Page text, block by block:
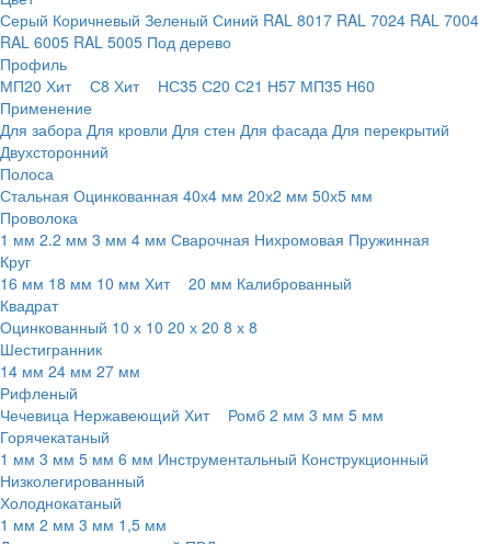
Серый Коричневый Зеленый Синий RAL 8017 RAL 7024 RAL 7004
RAL 6005 RAL 5005 Под дерево
Профиль
МП20 Хит С8 Хит НС35 С20 С21 Н57 МП35 Н60
Применение
Для забора Для кровли Для стен Для фасада Для перекрытий
Двухсторонний
Полоса
Стальная Оцинкованная 40х4 мм 20х2 мм 50х5 мм
Проволока
1 мм 2.2 мм 3 мм 4 мм Сварочная Нихромовая Пружинная
Круг
16 мм 18 мм 10 мм Хит 20 мм Калиброванный
Квадрат
Оцинкованный 10 х 10 20 х 20 8 х 8
Шестигранник
14 мм 24 мм 27 мм
Рифленый
Чечевица Нержавеющий Хит Ромб 2 мм 3 мм 5 мм
Горячекатаный
1 мм 3 мм 5 мм 6 мм Инструментальный Конструкционный
Низколегированный
Холоднокатаный
1 мм 2 мм 3 мм 1,5 мм